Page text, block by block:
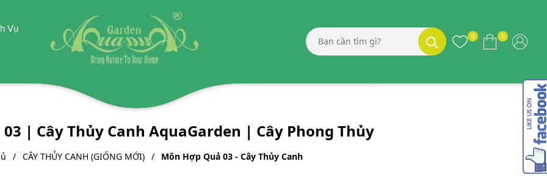
Vụ
0 0
| Cây Thủy Canh AquaGarden | Cây Phong Thủy
CÂY THỦY CANH (GIỐNG MỚI) Môn Hợp Quả 03 - Cây Thủy Canh